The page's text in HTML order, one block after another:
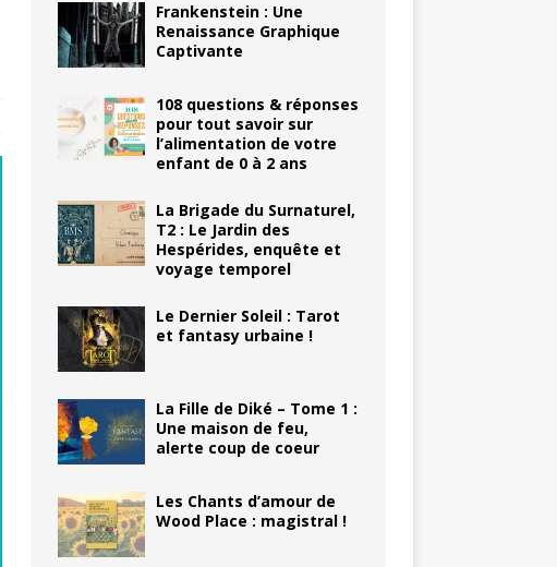
Frankenstein : Une
Renaissance Graphique
Captivante
108 questions & réponses
pour tout savoir sur
l’alimentation de votre
enfant de 0 à 2 ans
La Brigade du Surnaturel,
T2 : Le Jardin des
Hespérides, enquête et
voyage temporel
Le Dernier Soleil : Tarot
et fantasy urbaine !
La Fille de Diké – Tome 1 :
Une maison de feu,
alerte coup de coeur
Les Chants d’amour de
Wood Place : magistral !